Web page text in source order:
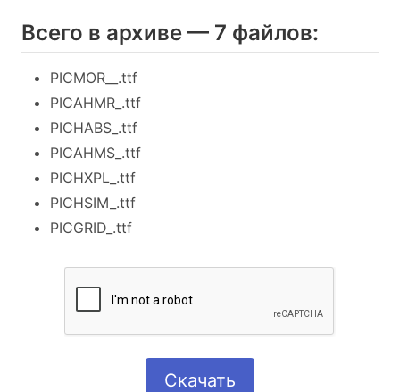
Всего в архиве — 7 файлов:
PICMOR__.ttf
PICAHMR_.ttf
PICHABS_.ttf
PICAHMS_.ttf
PICHXPL_.ttf
PICHSIM_.ttf
PICGRID_.ttf
Скачать